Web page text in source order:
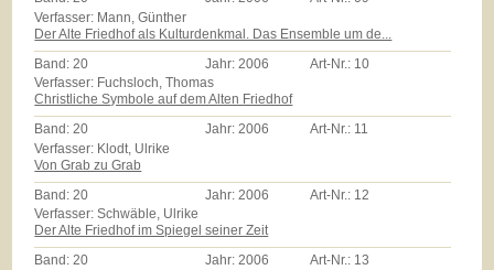
Verfasser: Mann, Günther
Der Alte Friedhof als Kulturdenkmal. Das Ensemble um de...
Band:20 Jahr:2006 Art-Nr.: 10
Verfasser: Fuchsloch, Thomas
Christliche Symbole auf dem Alten Friedhof
Band:20 Jahr:2006 Art-Nr.: 11
Verfasser: Klodt, Ulrike
Von Grab zu Grab
Band: 20 Jahr: 2006 Art-Nr.: 12
Verfasser: Schwäble, Ulrike
Der Alte Friedhof im Spiegel seiner Zeit
Band:20 Jahr:2006 Art-Nr.: 13